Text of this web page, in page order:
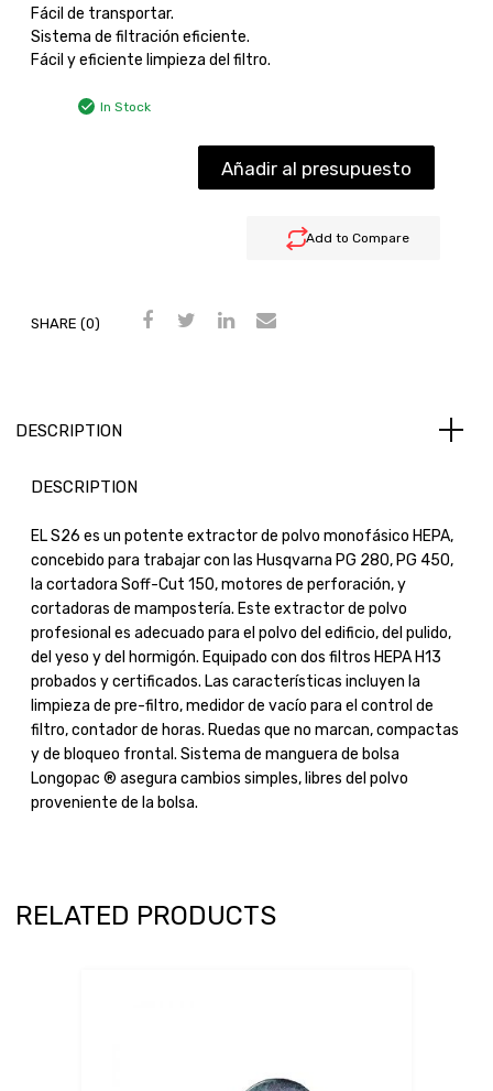
Fácil de transportar.
Sistema de filtración eficiente.
Fácil y eficiente limpieza del filtro.
In Stock
Add to Compare
Añadir al presupuesto
SHARE (0)
DESCRIPTION
DESCRIPTION
EL S26 es un potente extractor de polvo monofásico HEPA,
concebido para trabajar con las Husqvarna PG 280, PG 450,
la cortadora Soff-Cut 150, motores de perforación, y
cortadoras de mampostería. Este extractor de polvo
profesional es adecuado para el polvo del edificio, del pulido,
del yeso y del hormigón. Equipado con dos filtros HEPA H13
probados y certificados. Las características incluyen la
limpieza de pre-filtro, medidor de vacío para el control de
filtro, contador de horas. Ruedas que no marcan, compactas
y de bloqueo frontal. Sistema de manguera de bolsa
Longopac ® asegura cambios simples, libres del polvo
proveniente de la bolsa.
RELATED PRODUCTS